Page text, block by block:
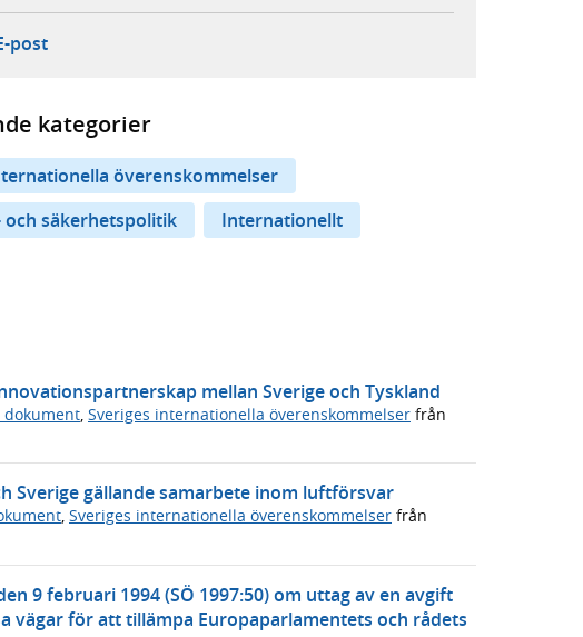
webbplats,webbplats,
i ny flik, extern webbplats,
post- öppnar din e-postklient,
kategorier
överenskommelser
och säkerhetspolitik Internationellt
mellan Sverige och Tyskland
dokument Sveriges internationella överenskommelser från
Sverige gällande samarbete inom luftförsvar
, Sveriges internationella överenskommelser från
9 februari 1994 (SÖ 1997:50) om uttag av en avgift
vägar för att tillämpa Europaparlamentets och rådets